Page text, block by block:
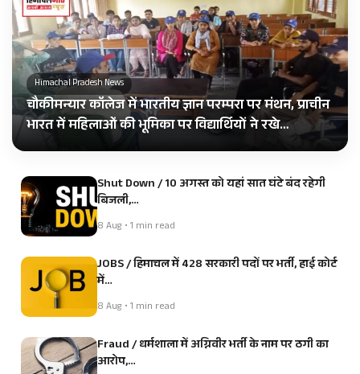
Himachal Pradesh News
चौकीमन्यार कॉलेज में भारतीय ज्ञान परम्परा पर मंथन, प्राचीन
भारत में महिलाओं की भूमिका पर विद्यार्थियों ने रखे…
Shut Down / 10 अगस्त को यहां सात घंटे बंद रहेगी
बिजली,…
8 Aug • 1 min read
JOBS / हिमाचल में 428 सरकारी पदों पर भर्ती, हाई कोर्ट
में…
8 Aug • 1 min read
Fraud / धर्मशाला में अग्निवीर भर्ती के नाम पर ठगी का
आरोप,…